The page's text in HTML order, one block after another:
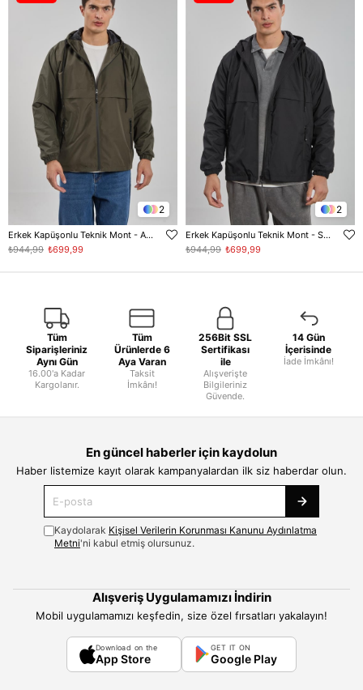
2
Erkek Kapüşonlu Teknik Mont - Açık Haki
₺699,99
₺944,99
2
Erkek Kapüşonlu Teknik Mont - Siyah
₺699,99
₺944,99
Tüm
Siparişleriniz
Aynı Gün
16.00'a Kadar
Kargolanır.
Tüm
Ürünlerde 6
Aya Varan
Taksit
İmkânı!
256Bit SSL
Sertifikası
ile
Alışverişte
Bilgileriniz
Güvende.
14 Gün
İçerisinde
İade İmkânı!
En güncel haberler için kaydolun
Haber listemize kayıt olarak kampanyalardan ilk siz haberdar olun.
Kaydolarak Kişisel Verilerin Korunması Kanunu Aydınlatma
Metni'ni kabul etmiş olursunuz.
Alışveriş Uygulamamızı İndirin
Mobil uygulamamızı keşfedin, size özel fırsatları yakalayın!
Download on the
App Store
GET IT ON
Google Play